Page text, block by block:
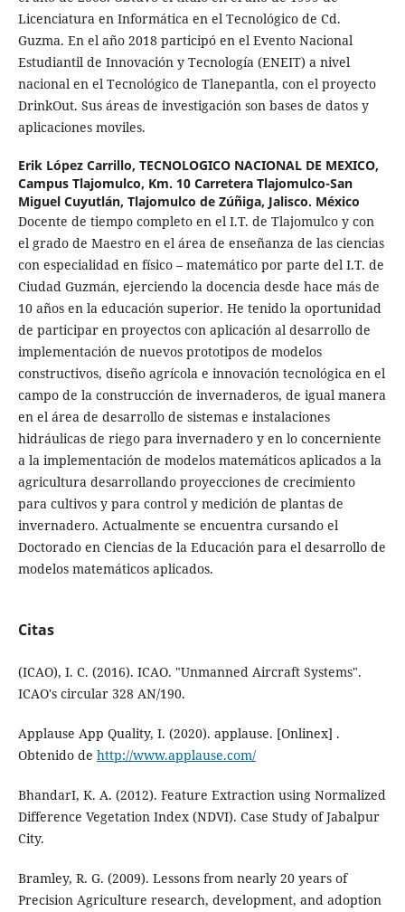
Licenciatura en Informática en el Tecnológico de Cd.
Guzma. En el año 2018 participó en el Evento Nacional
Estudiantil de Innovación y Tecnología (ENEIT) a nivel
nacional en el Tecnológico de Tlanepantla, con el proyecto
DrinkOut. Sus áreas de investigación son bases de datos y
aplicaciones moviles.
Erik López Carrillo, TECNOLOGICO NACIONAL DE MEXICO,
Campus Tlajomulco, Km. 10 Carretera Tlajomulco-San
Miguel Cuyutlán, Tlajomulco de Zúñiga, Jalisco. México
Docente de tiempo completo en el I.T. de Tlajomulco y con
el grado de Maestro en el área de enseñanza de las ciencias
con especialidad en físico – matemático por parte del I.T. de
Ciudad Guzmán, ejerciendo la docencia desde hace más de
10 años en la educación superior. He tenido la oportunidad
de participar en proyectos con aplicación al desarrollo de
implementación de nuevos prototipos de modelos
constructivos, diseño agrícola e innovación tecnológica en el
campo de la construcción de invernaderos, de igual manera
en el área de desarrollo de sistemas e instalaciones
hidráulicas de riego para invernadero y en lo concerniente
a la implementación de modelos matemáticos aplicados a la
agricultura desarrollando proyecciones de crecimiento
para cultivos y para control y medición de plantas de
invernadero. Actualmente se encuentra cursando el
Doctorado en Ciencias de la Educación para el desarrollo de
modelos matemáticos aplicados.
Citas
(ICAO), I. C. (2016). ICAO. "Unmanned Aircraft Systems".
ICAO's circular 328 AN/190.
Applause App Quality, I. (2020). applause. [Onlinex] .
Obtenido de http://www.applause.com/
BhandarI, K. A. (2012). Feature Extraction using Normalized
Difference Vegetation Index (NDVI). Case Study of Jabalpur
City.
Bramley, R. G. (2009). Lessons from nearly 20 years of
Precision Agriculture research, development, and adoption